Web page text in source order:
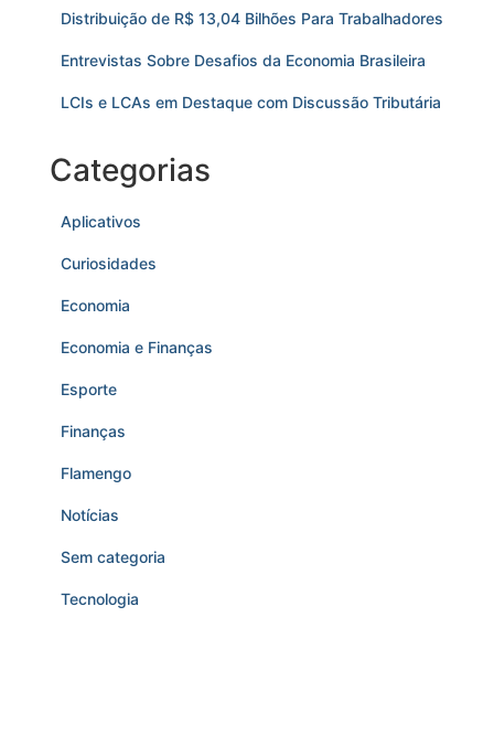
Distribuição de R$ 13,04 Bilhões Para Trabalhadores
Entrevistas Sobre Desafios da Economia Brasileira
LCIs e LCAs em Destaque com Discussão Tributária
Categorias
Aplicativos
Curiosidades
Economia
Economia e Finanças
Esporte
Finanças
Flamengo
Notícias
Sem categoria
Tecnologia